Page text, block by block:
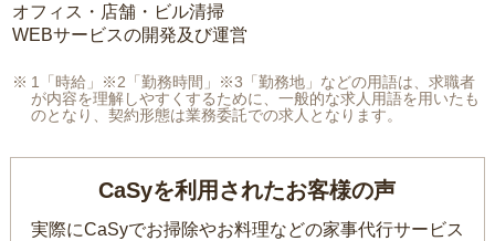
オフィス・店舗・ビル清掃
WEBサービスの開発及び運営
1「時給」※2「勤務時間」※3「勤務地」などの用語は、求職者
が内容を理解しやすくするために、一般的な求人用語を用いたも
のとなり、契約形態は業務委託での求人となります。
CaSyを利用されたお客様の声
実際にCaSyでお掃除やお料理などの家事代行サービス